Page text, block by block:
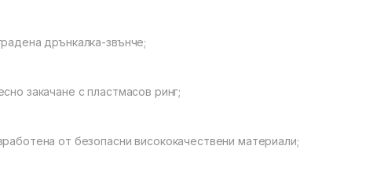
дрънкалка-звънче;
закачане с пластмасов ринг;
от безопасни висококачествени материали;